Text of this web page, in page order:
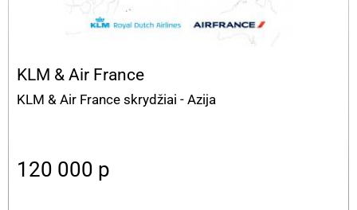
KLM & Air France
KLM & Air France skrydžiai - Azija
120 000 p